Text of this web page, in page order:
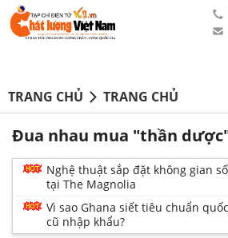
TRANG CHỦ TRANG CHỦ
Đua nhau mua "thần
Nghệ thuật sắp đặt không gian
tại The Magnolia
Vì sao Ghana siết tiêu chuẩn
cũ nhập khẩu?